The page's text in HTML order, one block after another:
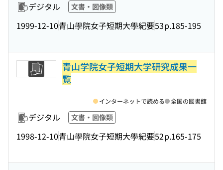
デジタル 文書・図像類
1999-12-10青山學院女子短期大學紀要53p.185-195
青山学院女子短期大学研究成果一
覧
デジタル 文書・図像類
1998-12-10青山學院女子短期大學紀要52p.165-175
インターネットで読める 全国の図書館